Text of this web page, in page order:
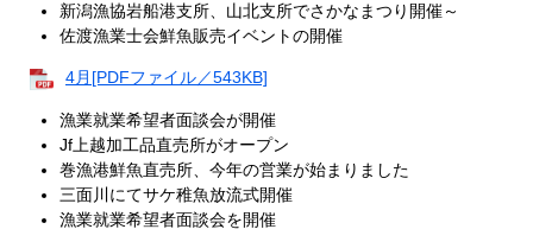
新潟漁協岩船港支所、山北支所でさかなまつり開催～
佐渡漁業士会鮮魚販売イベントの開催
4月[PDFファイル／543KB]
漁業就業希望者面談会が開催
Jf上越加工品直売所がオープン
巻漁港鮮魚直売所、今年の営業が始まりました
三面川にてサケ稚魚放流式開催
漁業就業希望者面談会を開催